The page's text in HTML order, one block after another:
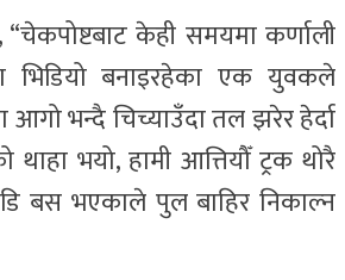
केही समयमा कर्णाली
भिडियो बनाइरहेका एक युवकले
आगो भन्दै चिच्याउँदा तल झरेर हेर्दा
भयो, हामी आत्तियौँ ट्रक थोरै
बस भएकाले पुल बाहिर निकाल्न